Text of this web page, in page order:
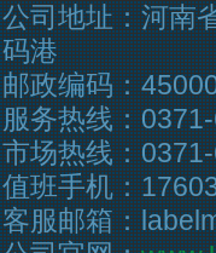
公司地址：河南
码港
邮政编码：
服务热线：
市场热线：
值班手机：
客服邮箱：